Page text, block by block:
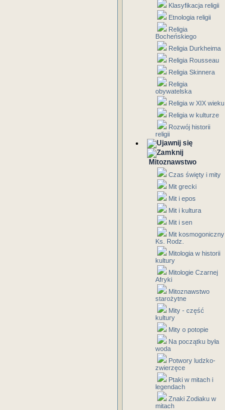
Klasyfikacja religii
Etnologia religii
Religia
Bocheńskiego
Religia Durkheima
Religia Rousseau
Religia Skinnera
Religia
obywatelska
Religia w XIX wieku
Religia w kulturze
Rozwój historii
religii
Mitoznawstwo
Czas święty i mity
Mit grecki
Mit i epos
Mit i kultura
Mit i sen
Mit kosmogoniczny
Ks. Rodz.
Mitologia w historii
kultury
Mitologie Czarnej
Afryki
Mitoznawstwo
starożytne
Mity - część
kultury
Mity o potopie
Na początku była
woda
Potwory ludzko-
zwierzęce
Ptaki w mitach i
legendach
Znaki Zodiaku w
mitach